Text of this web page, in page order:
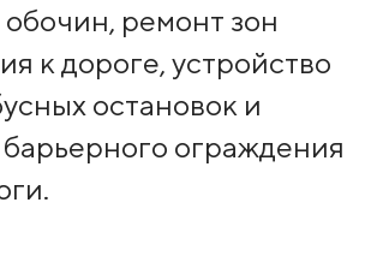
ремонт зон
к дороге, устройство
остановок и
барьерного ограждения